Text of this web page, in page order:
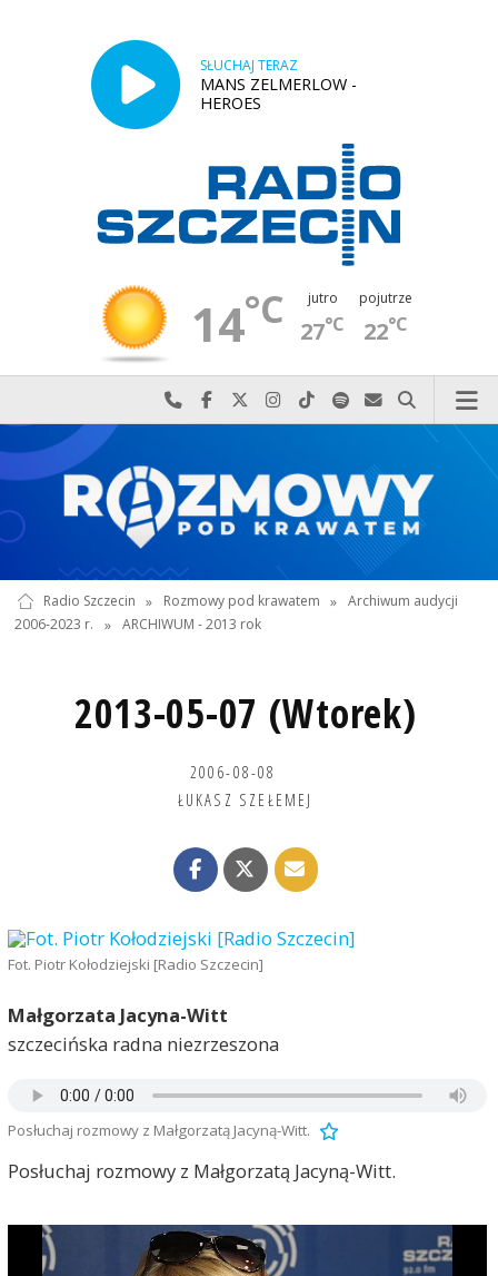
SŁUCHAJ TERAZ
MANS ZELMERLOW -
HEROES
14°C jutro
27°C
pojutrze
22°C
Najlepiej po prostu do nas zadzwoń
Odwiedź nas na Facebook-u
Odwiedź nas na X
Odwiedź nas na Instagram-ie
Odwiedź nas na TikTok-u
Szukaj nas na Spotify
Wyślij do nas
Szukaj
Radio Szczecin » Rozmowy pod krawatem » Archiwum audycji
2006-2023 r.
» ARCHIWUM - 2013 rok
2013-05-07 (Wtorek)
2006-08-08
ŁUKASZ SZEŁEMEJ
Fot. Piotr Kołodziejski [Radio Szczecin]
Małgorzata Jacyna-Witt
szczecińska radna niezrzeszona
Posłuchaj rozmowy z Małgorzatą Jacyną-Witt.
Posłuchaj rozmowy z Małgorzatą Jacyną-Witt.